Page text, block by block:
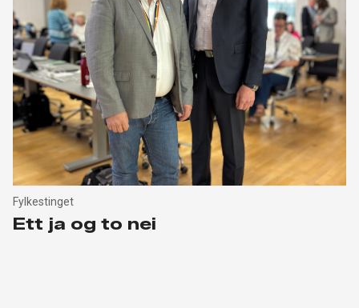
Fylkestinget
Ett ja og to nei